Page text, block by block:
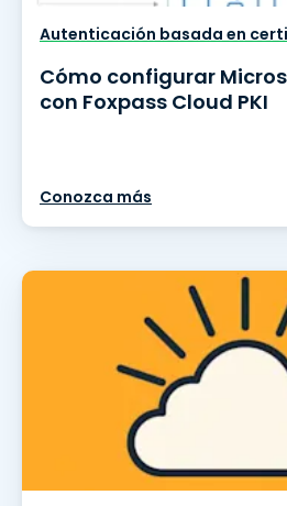
Autenticación basada en
Cómo configurar
con Foxpass Cloud PKI
Conozca más